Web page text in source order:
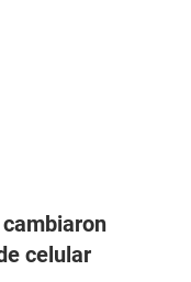
celular